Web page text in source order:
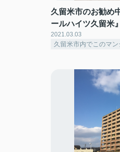
久留米市のお勧め
ールハイツ久留米』
2021.03.03
久留米市内でこのマ